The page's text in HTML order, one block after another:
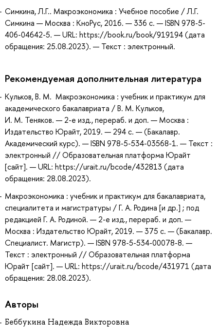
Симкина, Л.Г.. Макроэкономика : Учебное пособие / Л.Г.
Симкина — Москва : КноРус, 2016. — 336 с. — ISBN 978-5-
406-04642-5. — URL: https://book.ru/book/919194 (дата
обращения: 25.08.2023). — Текст : электронный.
Рекомендуемая дополнительная литература
Кульков, В. М. Макроэкономика : учебник и практикум для
академического бакалавриата / В. М. Кульков,
И. М. Теняков. — 2-е изд., перераб. и доп. — Москва :
Издательство Юрайт, 2019. — 294 с. — (Бакалавр.
Академический курс). — ISBN 978-5-534-03568-1. — Текст :
электронный // Образовательная платформа Юрайт
[сайт]. — URL: https://urait.ru/bcode/432813 (дата
обращения: 28.08.2023).
Макроэкономика : учебник и практикум для бакалавриата,
специалитета и магистратуры / Г. А. Родина [и др.] ; под
редакцией Г. А. Родиной. — 2-е изд., перераб. и доп. —
Москва : Издательство Юрайт, 2019. — 375 с. — (Бакалавр.
Специалист. Магистр). — ISBN 978-5-534-00078-8. —
Текст : электронный // Образовательная платформа
Юрайт [сайт]. — URL: https://urait.ru/bcode/431971 (дата
обращения: 28.08.2023).
Авторы
Беббукина Надежда Викторовна